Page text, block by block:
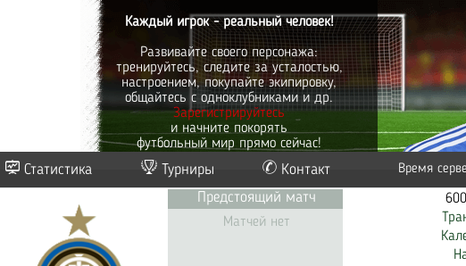
Каждый игрок - реальный человек!
Развивайте своего персонажа:
тренируйтесь, следите за усталостью,
настроением, покупайте экипировку,
общайтесь с одноклубниками и др.
Зарегистрируйтесь
и начните покорять
футбольный мир прямо сейчас!
Статистика Турниры Контакт Время
Предстоящий матч
Матчей нет